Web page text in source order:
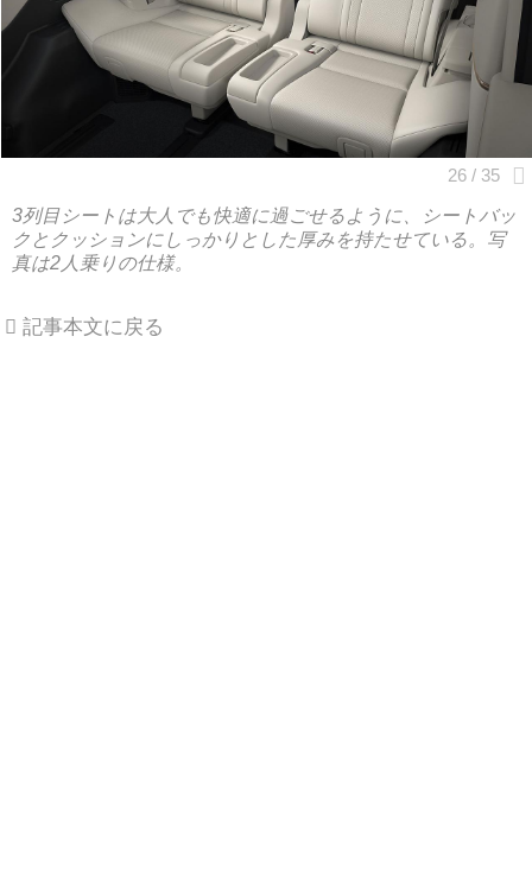
3列目シートは大人でも快適に過ごせるように、シートバッ
クとクッションにしっかりとした厚みを持たせている。写
真は2人乗りの仕様。
記事本文に戻る